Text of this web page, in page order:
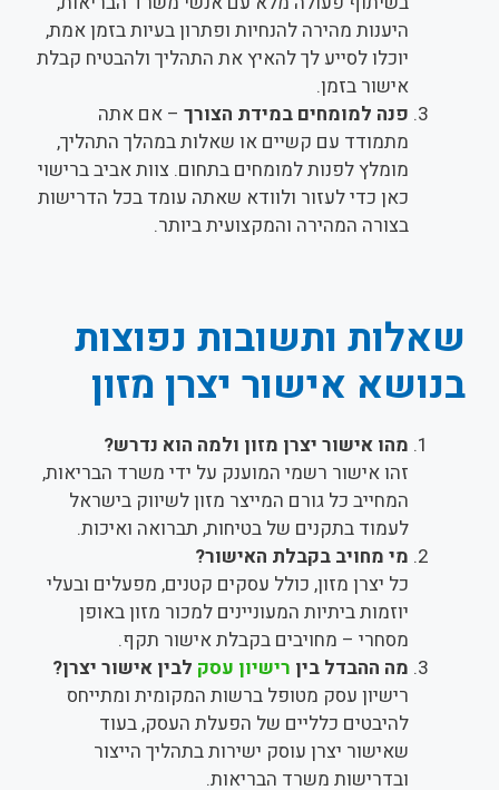
היענות מהירה להנחיות ופתרון בעיות בזמן אמת,
יוכלו לסייע לך להאיץ את התהליך ולהבטיח קבלת
אישור בזמן.
פנה למומחים במידת הצורך – אם אתה
מתמודד עם קשיים או שאלות במהלך התהליך,
מומלץ לפנות למומחים בתחום. צוות אביב ברישוי
כאן כדי לעזור ולוודא שאתה עומד בכל הדרישות
בצורה המהירה והמקצועית ביותר.
שאלות ותשובות נפוצות
בנושא אישור יצרן מזון
מהו אישור יצרן מזון ולמה הוא נדרש?
זהו אישור רשמי המוענק על ידי משרד הבריאות,
המחייב כל גורם המייצר מזון לשיווק בישראל
לעמוד בתקנים של בטיחות, תברואה ואיכות.
מי מחויב בקבלת האישור?
כל יצרן מזון, כולל עסקים קטנים, מפעלים ובעלי
יוזמות ביתיות המעוניינים למכור מזון באופן
מסחרי – מחויבים בקבלת אישור תקף.
מה ההבדל בין רישיון עסק לבין אישור יצרן?
רישיון עסק מטופל ברשות המקומית ומתייחס
להיבטים כלליים של הפעלת העסק, בעוד
שאישור יצרן עוסק ישירות בתהליך הייצור
ובדרישות משרד הבריאות.